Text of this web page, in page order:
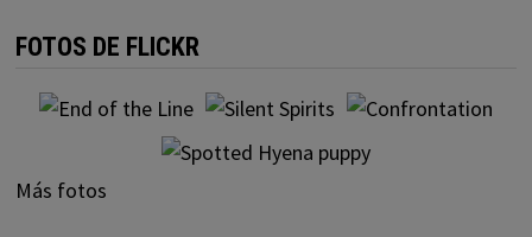
FOTOS DE FLICKR
Más fotos